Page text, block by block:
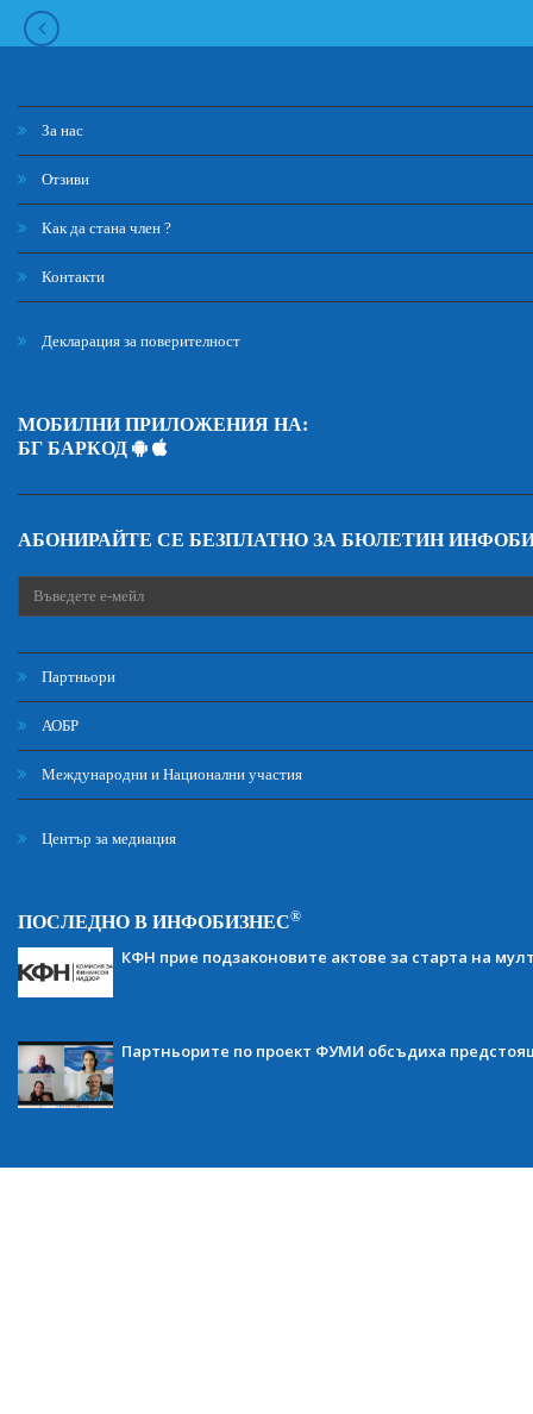
За нас
Отзиви
Как да стана член ?
Контакти
Декларация за поверителност
МОБИЛНИ ПРИЛОЖЕНИЯ НА:
БГ БАРКОД
АБОНИРАЙТЕ СЕ БЕЗПЛАТНО ЗА БЮЛЕТИН
Партньори
АОБР
Международни и Национални участия
Център за медиация
ПОСЛЕДНО В ИНФОБИЗНЕС®
КФН прие подзаконовите актове за старта на
Партньорите по проект ФУМИ обсъдиха